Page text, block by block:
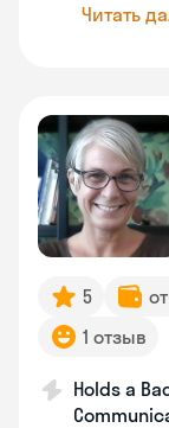
Читать
5
1 отзыв
Holds a